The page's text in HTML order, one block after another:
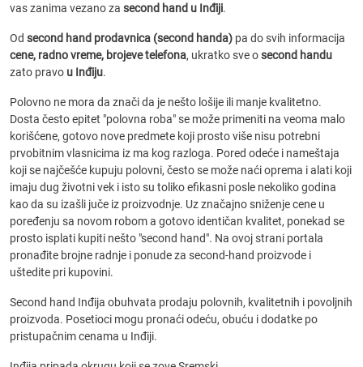
vas zanima vezano za second hand u Inđiji.
Od second hand prodavnica (second handa) pa do svih informacija
cene, radno vreme, brojeve telefona, ukratko sve osecond handu
zato pravo u Inđiju.
Polovno ne mora da znači da je nešto lošije ili manje kvalitetno.
Dosta često epitet "polovna roba" se može primeniti na veoma malo
korišćene, gotovo nove predmete koji prosto više nisu potrebni
prvobitnim vlasnicima iz ma kog razloga. Pored odeće i nameštaja
koji se najčešće kupuju polovni, često se može naći oprema i alati koji
imaju dug životni vek i isto su toliko efikasni posle nekoliko godina
kao da su izašli juče iz proizvodnje. Uz značajno sniženje cene u
poređenju sa novom robom a gotovo identičan kvalitet, ponekad se
prosto isplati kupiti nešto "second hand". Na ovoj strani portala
pronađite brojne radnje i ponude za second-hand proizvode i
uštedite pri kupovini.
Second hand Inđija obuhvata prodaju polovnih, kvalitetnih i povoljnih
proizvoda. Posetioci mogu pronaći odeću, obuću i dodatke po
pristupačnim cenama u Inđiji.